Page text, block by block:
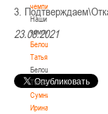
чемпионы
Наши
чемпионы
Белошапко
Татьяна
Белошапко
Татьяна
Сумникова
Ирина
3.
23.08.2021